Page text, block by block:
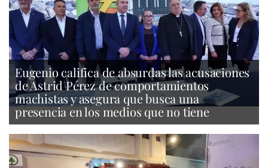
Eugenio califica de absurdas las acusaciones
de Astrid Pérez de comportamientos
machistas y asegura que busca una
presencia en los medios que no tiene